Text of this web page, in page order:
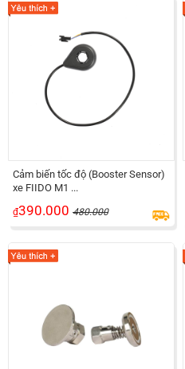
Cảm biến tốc độ (Booster Sensor)
xe FIIDO M1 ...
₫390.000 480.000